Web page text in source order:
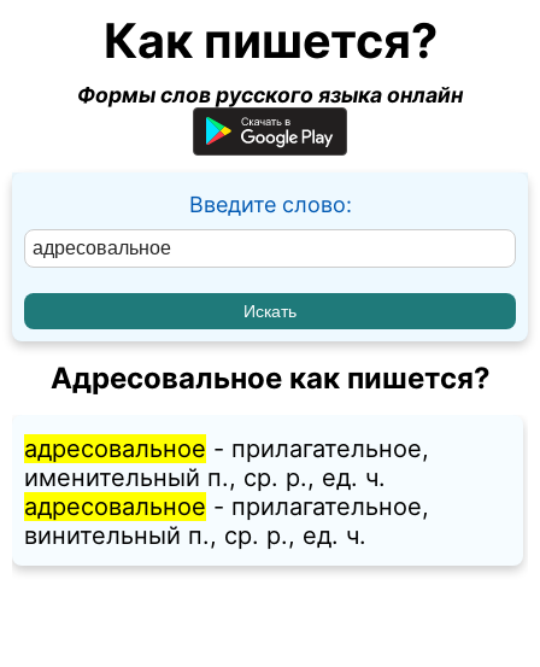
Как пишется?
Формы слов русского языка онлайн
Введите слово:
Адресовальное как пишется?
адресовальное - прилагательное,
именительный п., ср. p., ед. ч.
адресовальное - прилагательное,
винительный п., ср. p., ед. ч.